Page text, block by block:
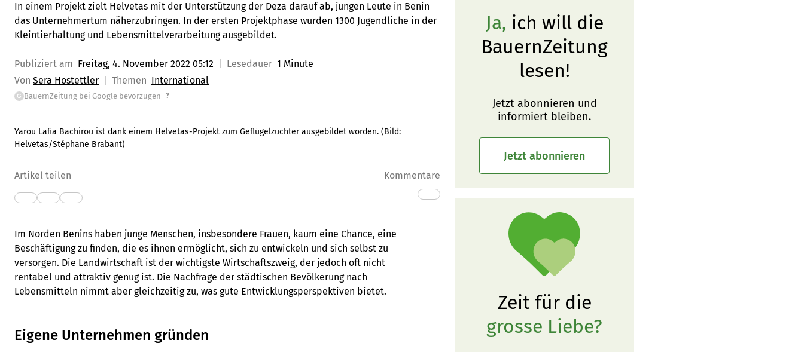
In einem Projekt zielt Helvetas mit der Unterstützung der Deza darauf ab, jungen Leute in Benin
das Unternehmertum näherzubringen. In der ersten Projektphase wurden 1300 Jugendliche in der
Kleintierhaltung und Lebensmittelverarbeitung ausgebildet.
Publiziert am Freitag, 4. November 2022 05:12 Lesedauer 1 Minute
Von Sera Hostettler Themen International
G BauernZeitung bei Google bevorzugen ?
Yarou Lafia Bachirou ist dank einem Helvetas-Projekt zum Geflügelzüchter ausgebildet worden. (Bild:
Helvetas/Stéphane Brabant)
Artikel teilen Kommentare
Im Norden Benins haben junge Menschen, insbesondere Frauen, kaum eine Chance, eine
Beschäftigung zu finden, die es ihnen ermöglicht, sich zu entwickeln und sich selbst zu
versorgen. Die Landwirtschaft ist der wichtigste Wirtschaftszweig, der jedoch oft nicht
rentabel und attraktiv genug ist. Die Nachfrage der städtischen Bevölkerung nach
Lebensmitteln nimmt aber gleichzeitig zu, was gute Entwicklungsperspektiven bietet.
Eigene Unternehmen gründen
Ja, ich will die
BauernZeitung
lesen!
Jetzt abonnieren und
informiert bleiben.
Jetzt abonnieren
Zeit für die
grosse Liebe?